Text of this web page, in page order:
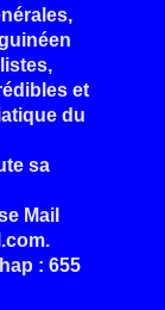
et
du
sa
Mail
: 655